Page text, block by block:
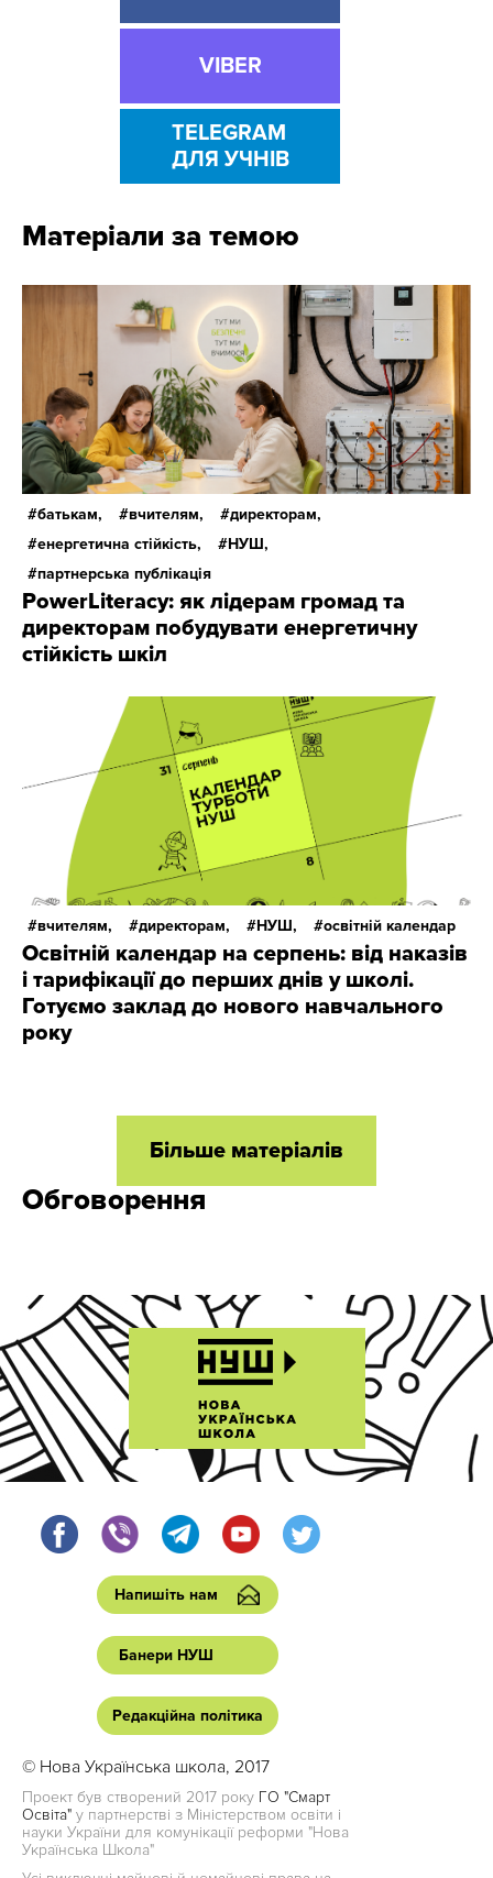
VIBER
TELEGRAM
ДЛЯ УЧНІВ
Матеріали за темою
батькам, вчителям,
директорам,
енергетична стійкість,
НУШ,
партнерська публікація
PowerLiteracy: як лідерам громад та
директорам побудувати енергетичну
стійкість шкіл
вчителям, директорам, НУШ, освітній календар
Освітній календар на серпень: від наказів
і тарифікації до перших днів у школі.
Готуємо заклад до нового навчального
року
Більше матеріалів
Обговорення
Напишіть нам
Банери НУШ
Редакційна політика
© Нова Українська школа, 2017
Проект був створений 2017 року ГО "Смарт
Освіта" у партнерстві з Міністерством освіти і
науки України для комунікації реформи "Нова
Українська Школа"